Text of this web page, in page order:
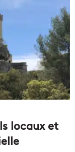
locaux et